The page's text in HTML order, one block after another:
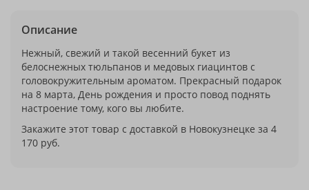
Описание
Нежный, свежий и такой весенний букет из
белоснежных тюльпанов и медовых гиацинтов с
головокружительным ароматом. Прекрасный подарок
на 8 марта, День рождения и просто повод поднять
настроение тому, кого вы любите.
Закажите этот товар с доставкой в Новокузнецке за 4
170 руб.